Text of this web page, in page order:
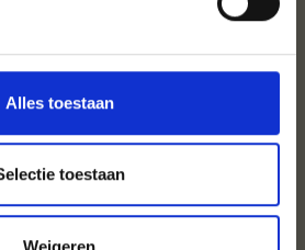
Alles toestaan
toestaan
Weigeren